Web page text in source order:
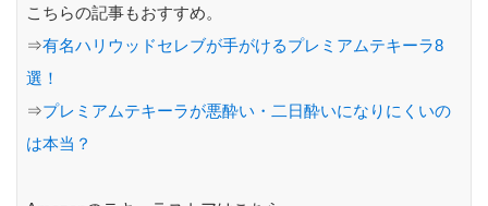
こちらの記事もおすすめ。
⇒有名ハリウッドセレブが手がけるプレミアムテキーラ8
選！
⇒プレミアムテキーラが悪酔い・二日酔いになりにくいの
は本当？